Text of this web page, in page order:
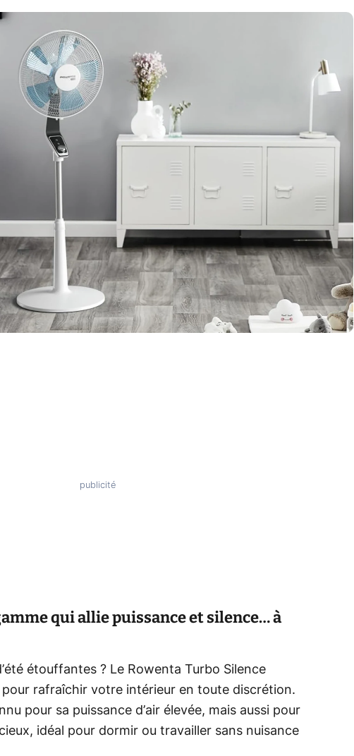
qui allie puissance et silence… à
étouffantes ? Le Rowenta Turbo Silence
pour rafraîchir votre intérieur en toute discrétion.
pour sa puissance d’air élevée, mais aussi pour
idéal pour dormir ou travailler sans nuisance